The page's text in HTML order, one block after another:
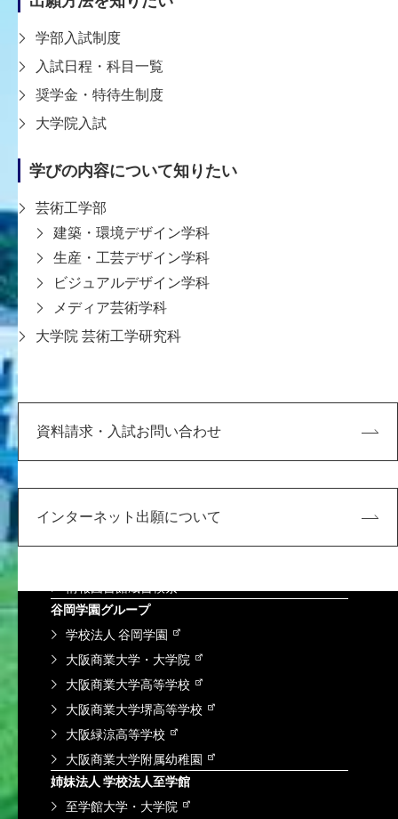
学部入試制度
入試日程・科目一覧
奨学金・特待生制度
大学院入試
学びの内容について知りたい
芸術工学部
建築・環境デザイン学科
生産・工芸デザイン学科
ビジュアルデザイン学科
メディア芸術学科
大学院 芸術工学研究科
資料請求・入試お問い合わせ
インターネット出願について
教員一覧ページへ戻る
〒651-2196 神戸市西区学園西町8-1-1
8-1-1 Gakuennishi-machi,Nishi-ku,Kobe
大学案内
学生支援
教育
学内向け
KDUポータル
情報図書館蔵書検索
谷岡学園グループ
学校法人 谷岡学園
大阪商業大学・大学院
大阪商業大学高等学校
大阪商業大学堺高等学校
大阪緑涼高等学校
大阪商業大学附属幼稚園
姉妹法人 学校法人至学館
至学館大学・大学院